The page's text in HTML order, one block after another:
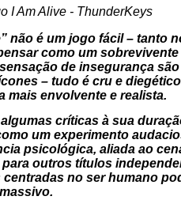
não é um jogo fácil – tanto
como um
de insegurança
– tudo é cru e
mais envolvente e realista.
críticas à sua
um experimento
psicológica, aliada ao
outros títulos
centradas no ser humano